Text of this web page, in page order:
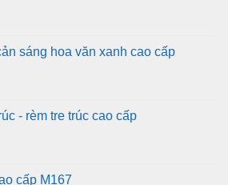
sáng hoa văn xanh cao cấp
- rèm tre trúc cao cấp
cấp M167